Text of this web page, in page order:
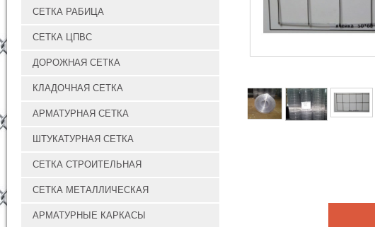
СЕТКА РАБИЦА
СЕТКА ЦПВС
ДОРОЖНАЯ СЕТКА
КЛАДОЧНАЯ СЕТКА
АРМАТУРНАЯ СЕТКА
ШТУКАТУРНАЯ СЕТКА
СЕТКА СТРОИТЕЛЬНАЯ
СЕТКА МЕТАЛЛИЧЕСКАЯ
АРМАТУРНЫЕ КАРКАСЫ